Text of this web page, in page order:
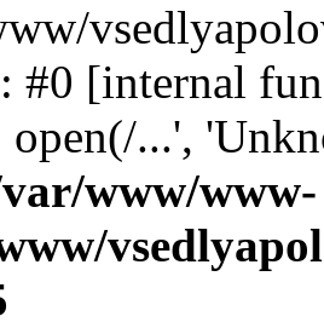
#0 [internal
open(/...',
www/www-